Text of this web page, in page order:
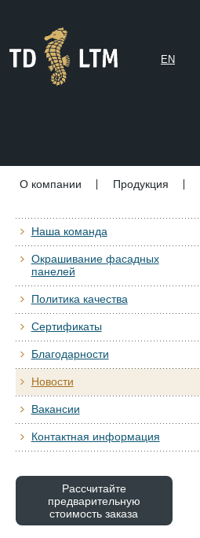
EN
О компании Продукция
Наша команда
Окрашивание фасадных
панелей
Политика качества
Сертификаты
Благодарности
Новости
Вакансии
Контактная информация
Рассчитайте
предварительную
стоимость заказа